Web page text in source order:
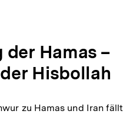
Hamas –
Hisbollah
zu Hamas und Iran fällt